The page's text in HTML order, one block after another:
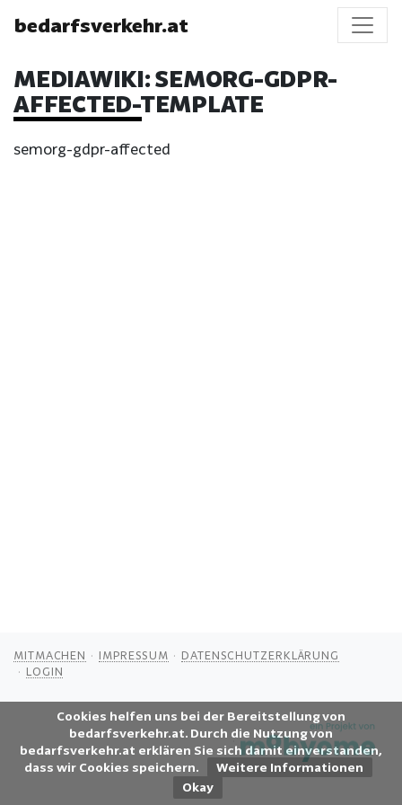
Cookies helfen uns bei der Bereitstellung von
bedarfsverkehr.at. Durch die Nutzung von
bedarfsverkehr.at erklären Sie sich damit einverstanden,
dass wir Cookies speichern.
Weitere Informationen
bedarfsverkehr.at
MEDIAWIKI:SEMORG-GDPR-
AFFECTED-TEMPLATE
semorg-gdpr-affected
MITMACHEN IMPRESSUM
DATENSCHUTZERKLÄRUNG
LOGIN